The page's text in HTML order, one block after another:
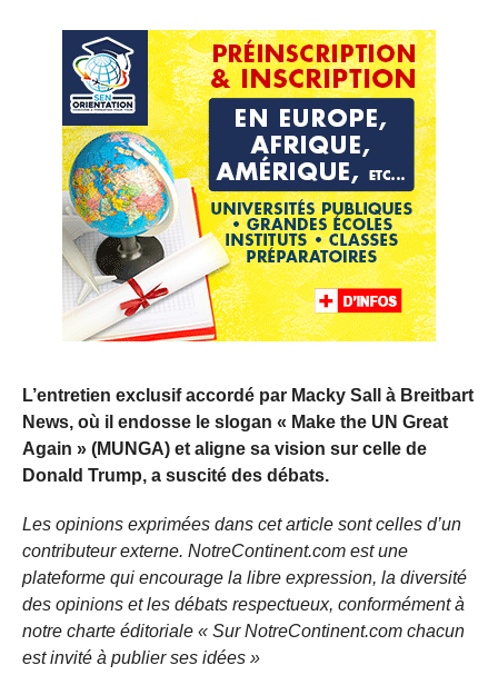
L’entretien exclusif accordé par Macky Sall à Breitbart
News, où il endosse le slogan « Make the UN Great
Again » (MUNGA) et aligne sa vision sur celle de
Donald Trump, a suscité des débats.
Les opinions exprimées dans cet article sont celles d’un
contributeur externe. NotreContinent.com est une
plateforme qui encourage la libre expression, la diversité
des opinions et les débats respectueux, conformément à
notre charte éditoriale « Sur NotreContinent.com chacun
est invité à publier ses idées »